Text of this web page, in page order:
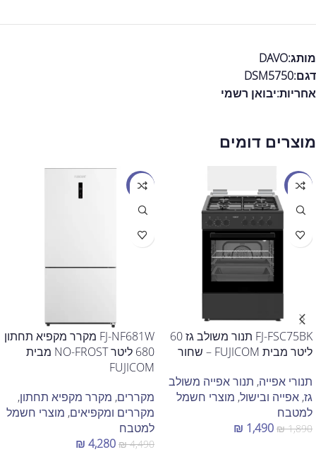
מותג:DAVO
דגם:DSM5750
אחריות:יבואן רשמי
מוצרים דומים
מבצע
FJ-FSC75BK תנור משולב גז 60
ליטר מבית FUJICOM – שחור
תנורי אפייה, תנור אפייה משולב
גז, אפייה ובישול, מוצרי חשמל
למטבח
₪1,890
₪ 1,490
מבצע
FJ-NF681W מקרר מקפיא תחתון
680 ליטר NO-FROST מבית
FUJICOM
מקררים, מקרר מקפיא תחתון,
מקררים ומקפיאים, מוצרי חשמל
למטבח
₪4,490
₪ 4,280